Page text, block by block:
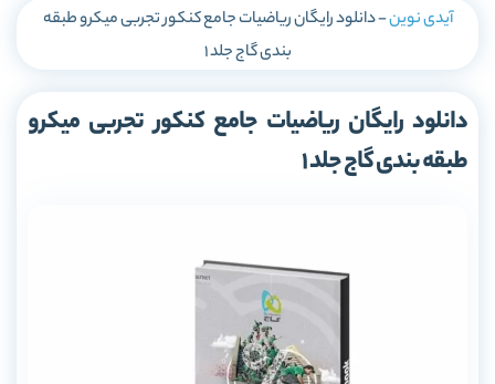
آیدی نوین-دانلود رایگان ریاضیات جامع کنکور تجربی میکرو طبقه
بندی گاج جلد 1
دانلود رایگان ریاضیات جامع کنکور تجربی میکرو
طبقه بندی گاج جلد 1